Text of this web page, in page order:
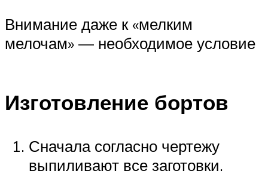
Внимание даже к «мелким
мелочам» — необходимое условие
Изготовление бортов
Сначала согласно чертежу
выпиливают все заготовки.